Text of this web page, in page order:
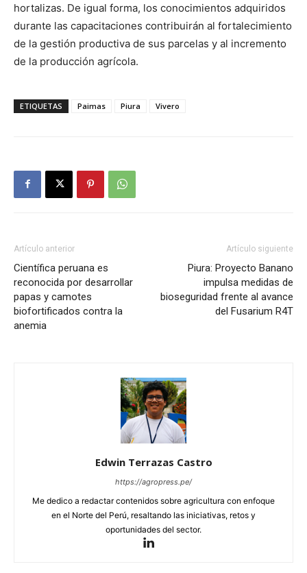
hortalizas. De igual forma, los conocimientos adquiridos
durante las capacitaciones contribuirán al fortalecimiento
de la gestión productiva de sus parcelas y al incremento
de la producción agrícola.
ETIQUETAS Paimas Piura Vivero
Artículo anterior
Científica peruana es
reconocida por desarrollar
papas y camotes
biofortificados contra la
anemia
Artículo siguiente
Piura: Proyecto Banano
impulsa medidas de
bioseguridad frente al avance
del Fusarium R4T
Edwin Terrazas Castro
https://agropress.pe/
Me dedico a redactar contenidos sobre agricultura con enfoque
en el Norte del Perú, resaltando las iniciativas, retos y
oportunidades del sector.